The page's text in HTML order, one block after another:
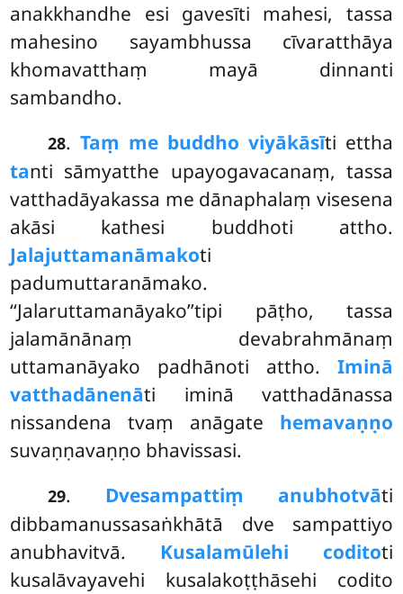
anakkhandhe esi gavesīti mahesi, tassa
mahesino sayambhussa cīvaratthāya
khomavatthaṃ mayā dinnanti
sambandho.
28. Taṃ me buddho viyākāsīti ettha
tanti sāmyatthe upayogavacanaṃ, tassa
vatthadāyakassa me dānaphalaṃ visesena
akāsi kathesi buddhoti attho.
Jalajuttamanāmakoti
padumuttaranāmako.
‘‘Jalaruttamanāyako’’tipi pāṭho, tassa
jalamānānaṃ devabrahmānaṃ
uttamanāyako padhānoti attho. Iminā
vatthadānenāti iminā vatthadānassa
nissandena tvaṃ anāgate hemavaṇṇo
suvaṇṇavaṇṇo bhavissasi.
29. Dvesampattiṃ anubhotvāti
dibbamanussasaṅkhātā dve sampattiyo
anubhavitvā. Kusalamūlehi coditoti
kusalāvayavehi kusalakoṭṭhāsehi codito